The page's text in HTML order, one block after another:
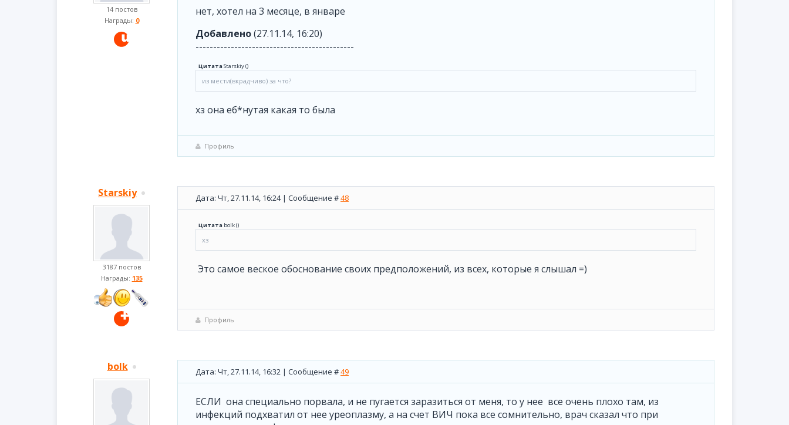
14 постов
Награды: 0
нет, хотел на 3 месяце, в январе
Добавлено(27.11.14, 16:20)
---------------------------------------------
ЦитатаStarskiy()
из мести(вкрадчиво) за что?
хз она еб*нутая какая то была
Профиль
Starskiy
3187 постов
Награды: 135
Дата: Чт, 27.11.14, 16:24 | Сообщение #48
Цитата bolk()
хз
Это самое веское обоснование своих предположений, из всех, которые я слышал =)
Профиль
bolk Дата: Чт, 27.11.14, 16:32 | Сообщение #49
ЕСЛИ она специально порвала, и не пугается заразиться от меня, то у нее все очень плохо там, из
инфекций подхватил от нее уреоплазму, а на счет ВИЧ пока все сомнительно, врач сказал что при